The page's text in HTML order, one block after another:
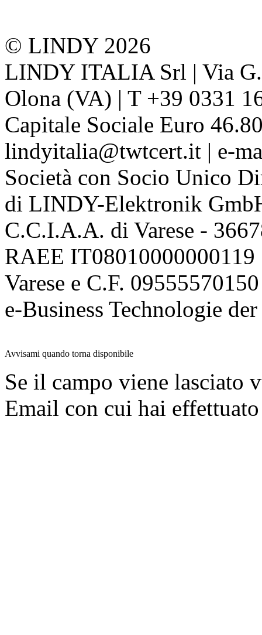
© LINDY 2026
LINDY ITALIA Srl | Via
Olona (VA) | T +39 0331
Capitale Sociale Euro
lindyitalia@twtcert.it | e-
Società con Socio Unico
di LINDY-Elektronik
C.C.I.A.A. di Varese -
RAEE
Varese e C.F. 09555570150
e-Business Technologie
Avvisami quando torna disponibile
Se il campo viene lasciato
Email con cui hai